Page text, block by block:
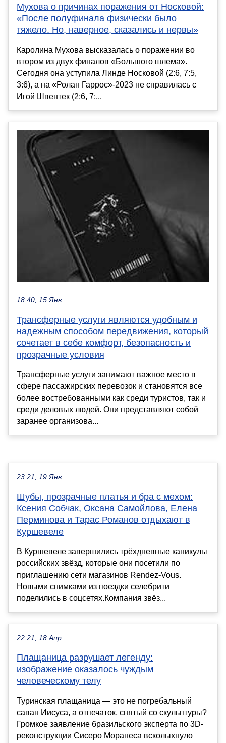
Мухова о причинах поражения от Носковой:
«После полуфинала физически было
тяжело. Но, наверное, сказались и нервы»
Каролина Мухова высказалась о поражении во
втором из двух финалов «Большого шлема».
Сегодня она уступила Линде Носковой (2:6, 7:5,
3:6), а на «Ролан Гаррос»-2023 не справилась с
Игой Швентек (2:6, 7:...
18:40, 15 Янв
Трансферные услуги являются удобным и
надежным способом передвижения, который
сочетает в себе комфорт, безопасность и
прозрачные условия
Трансферные услуги занимают важное место в
сфере пассажирских перевозок и становятся все
более востребованными как среди туристов, так и
среди деловых людей. Они представляют собой
заранее организова...
23:21, 19 Янв
Шубы, прозрачные платья и бра с мехом:
Ксения Собчак, Оксана Самойлова, Елена
Перминова и Тарас Романов отдыхают в
Куршевеле
В Куршевеле завершились трёхдневные каникулы
российских звёзд, которые они посетили по
приглашению сети магазинов Rendez-Vous.
Новыми снимками из поездки селебрити
поделились в соцсетях.Компания звёз...
22:21, 18 Апр
Плащаница разрушает легенду:
изображение оказалось чуждым
человеческому телу
Туринская плащаница — это не погребальный
саван Иисуса, а отпечаток, снятый со скульптуры?
Громкое заявление бразильского эксперта по 3D-
реконструкции Сисеро Моранеса всколыхнуло